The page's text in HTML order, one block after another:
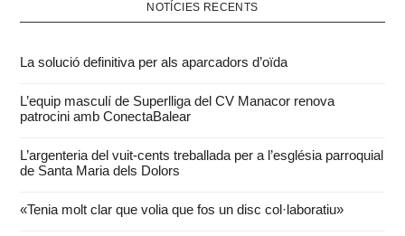
NOTÍCIES RECENTS
La solució definitiva per als aparcadors d’oïda
L’equip masculí de Superlliga del CV Manacor renova
patrocini amb ConectaBalear
L’argenteria del vuit-cents treballada per a l’església parroquial
de Santa Maria dels Dolors
«Tenia molt clar que volia que fos un disc col·laboratiu»